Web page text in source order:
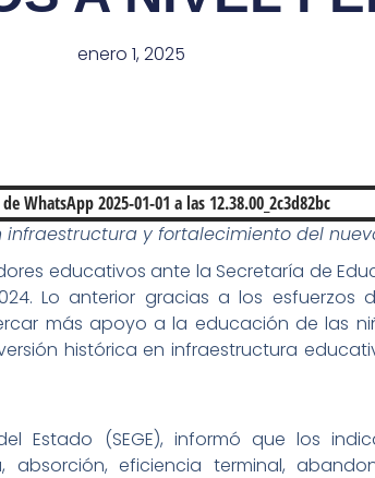
enero 1, 2025
infraestructura y fortalecimiento del
educativos ante la Secretaría de
Lo anterior gracias a los esfuerzos
más apoyo a la educación de las
histórica en infraestructura
Estado (SEGE), informó que los
absorción, eficiencia terminal,